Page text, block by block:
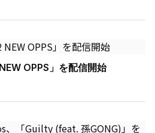
OPPS」を配信開始